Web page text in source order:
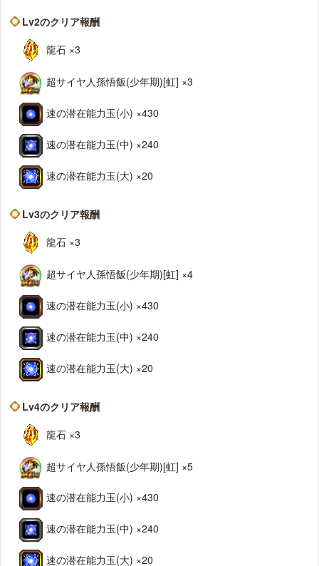
Lv2のクリア報酬
龍石 ×3
超サイヤ人孫悟飯(少年期)[虹] ×3
速の潜在能力玉(小) ×430
速の潜在能力玉(中) ×240
速の潜在能力玉(大) ×20
Lv3のクリア報酬
龍石 ×3
超サイヤ人孫悟飯(少年期)[虹] ×4
速の潜在能力玉(小) ×430
速の潜在能力玉(中) ×240
速の潜在能力玉(大) ×20
Lv4のクリア報酬
龍石 ×3
超サイヤ人孫悟飯(少年期)[虹] ×5
速の潜在能力玉(小) ×430
速の潜在能力玉(中) ×240
速の潜在能力玉(大) ×20